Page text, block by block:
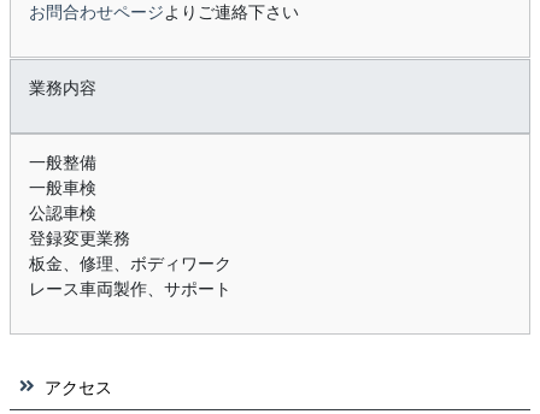
お問合わせページよりご連絡下さい
業務内容
一般整備
一般車検
公認車検
登録変更業務
板金、修理、ボディワーク
レース車両製作、サポート
アクセス